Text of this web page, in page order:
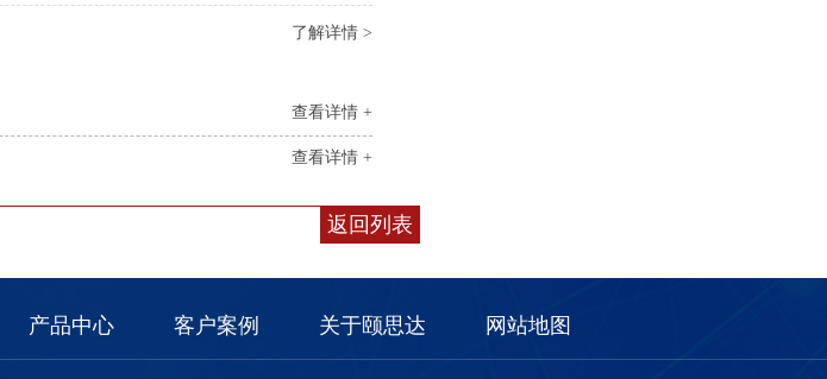
了解详情 >
查看详情 +
查看详情 +
返回列表
产品中心 客户案例 关于颐思达 网站地图